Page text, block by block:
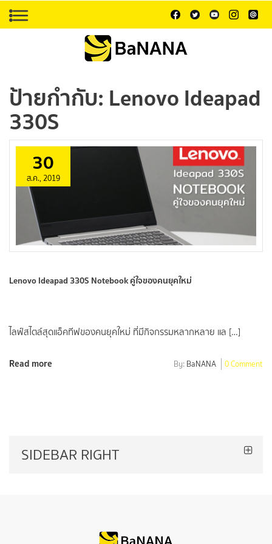
ป้ายกำกับ: Lenovo Ideapad
330S
30
ส.ค., 2019
Lenovo Ideapad 330S Notebook คู่ใจของคนยุคใหม่
ไลฟ์สไตล์สุดแอ็คทีฟของคนยุคใหม่ ที่มีกิจกรรมหลากหลาย แล […]
Read more By: BaNANA 0 Comment
SIDEBAR RIGHT